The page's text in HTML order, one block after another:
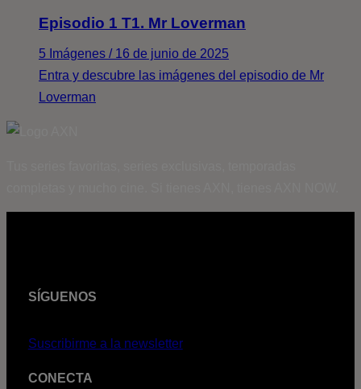
Episodio 1 T1. Mr Loverman
5 Imágenes / 16 de junio de 2025
Entra y descubre las imágenes del episodio de Mr
Loverman
SÍGUENOS
Suscribirme a la newsletter
CONECTA